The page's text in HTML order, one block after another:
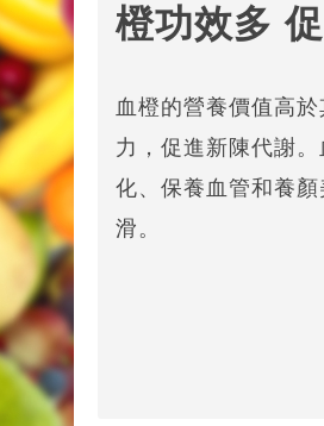
橙功效多
血橙的營養價值高
力，促進新陳代謝
化、保養血管和養
滑。